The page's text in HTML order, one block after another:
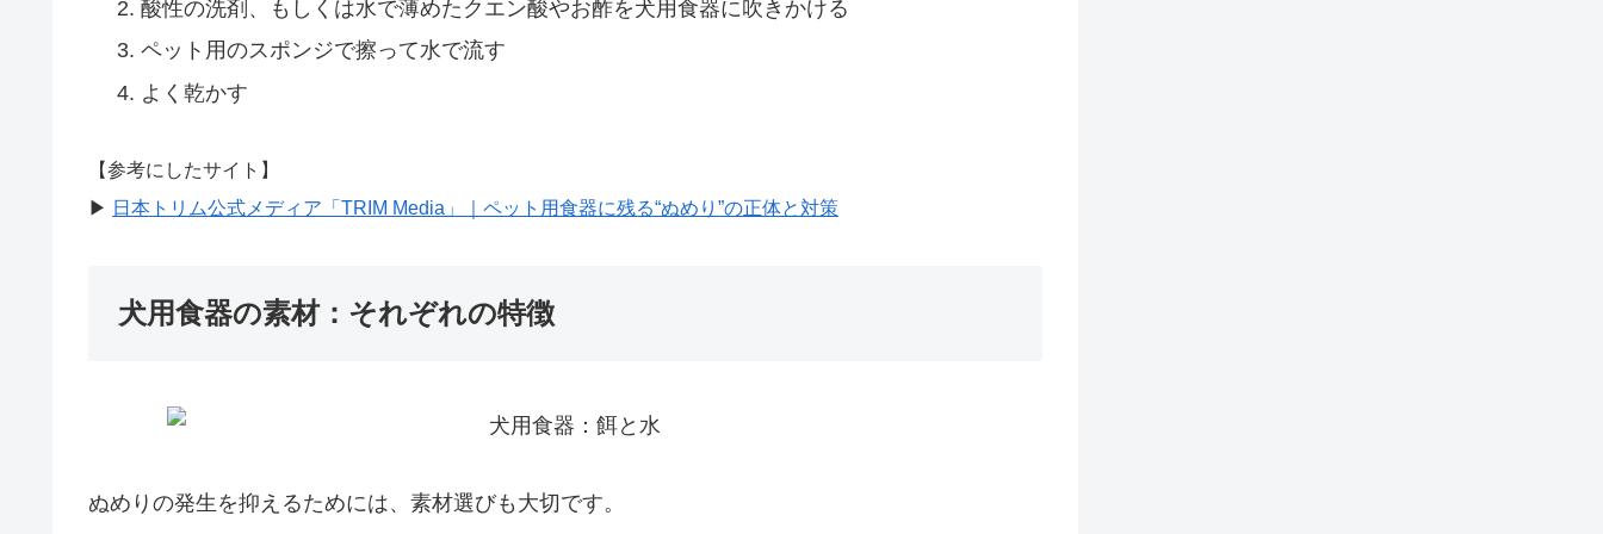
酸性の洗剤、もしくは水で薄めたクエン酸やお酢を犬用食器に吹きかける
ペット用のスポンジで擦って水で流す
よく乾かす
【参考にしたサイト】
▶︎ 日本トリム公式メディア「TRIM Media」｜ペット用食器に残る“ぬめり”の正体と対策
犬用食器の素材：それぞれの特徴
ぬめりの発生を抑えるためには、素材選びも大切です。